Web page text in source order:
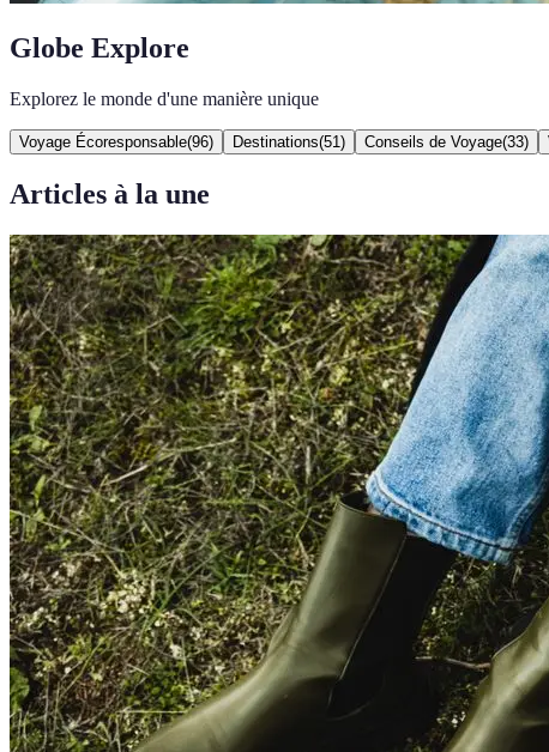
Globe Explore
Explorez le monde d'une manière unique
Voyage Écoresponsable(96) Destinations(51 ) Conseils de Voyage(33)
Articles à la une